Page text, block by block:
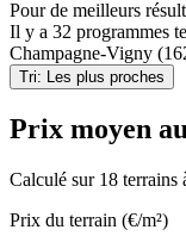
Pour de meilleurs
Il y a 32 programmes
Champagne-Vigny
Tri: Les plus proches
Prix moyen
Calculé sur 18 terrains
Prix du terrain (€/m²)